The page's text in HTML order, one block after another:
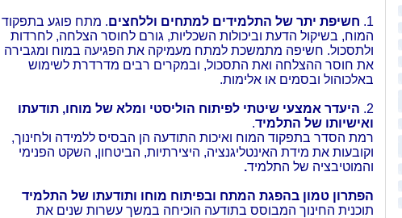
1. חשיפת יתר של התלמידים למתחים וללחצים. מתח פוגע בתפקוד
המוח, בשיקול הדעת וביכולות השכליות, גורם לחוסר הצלחה, לחרדות
ולתסכול. חשיפה מתמשכת למתח מעמיקה את הפגיעה במוח ומגבירה
את חוסר ההצלחה ואת התסכול, ובמקרים רבים מדרדרת לשימוש
באלכוהול ובסמים או אלימות.
2. היעדר אמצעי שיטתי לפיתוח הוליסטי ומלא של מוחו, תודעתו
ואישיותו של התלמיד.
רמת הסדר בתפקוד המוח ואיכות התודעה הן הבסיס ללמידה ולחינוך,
וקובעות את מידת האינטליגנציה, היצירתיות, הביטחון, השקט הפנימי
והמוטיבציה של התלמיד.
הפתרון טמון בהפגת המתח ובפיתוח מוחו ותודעתו של התלמיד
תוכנית החינוך המבוסס בתודעה הוכיחה במשך עשרות שנים את